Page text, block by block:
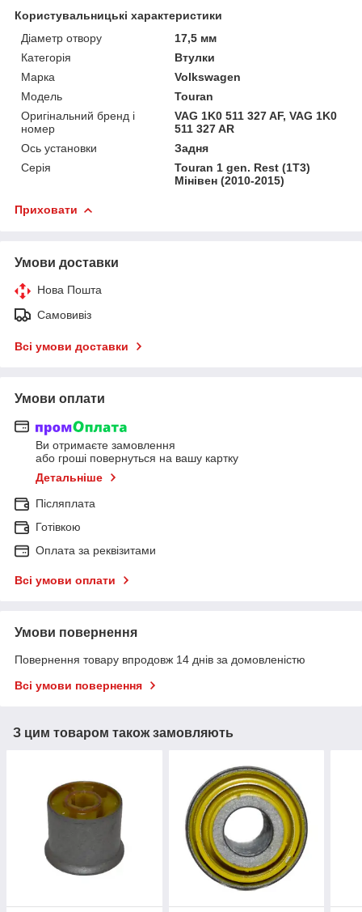
Користувальницькі характеристики
Діаметр отвору
17,5 мм
Категорія
Втулки
Марка
Volkswagen
Мoдель
Touran
Оригінальний бренд і
номер
VAG 1K0 511 327 AF, VAG 1K0
511 327 AR
Ось установки
Задня
Серія
Touran 1 gen. Rest (1T3)
Мінівен (2010-2015)
Приховати
Умови доставки
Нова Пошта
Самовивіз
Всі умови доставки
Умови оплати
Ви отримаєте замовлення
або гроші повернуться на вашу картку
Детальніше
Післяплата
Готівкою
Оплата за реквізитами
Всі умови оплати
Умови повернення
Повернення товару впродовж 14 днів за домовленістю
Всі умови повернення
З цим товаром також замовляють